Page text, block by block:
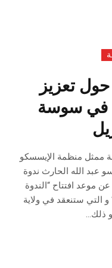
حول تعزيز
” في سوسة
ممثل منظمة الإيسسكو
عبد الله الحارث ندوة
موعد افتتاح “الندوة
و التي ستنعقد في ولاية